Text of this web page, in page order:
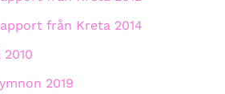
från Kreta 2014
2019